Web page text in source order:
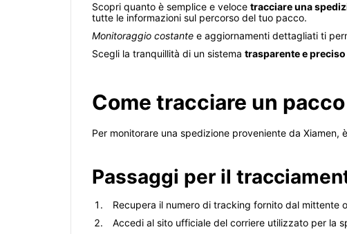
Scopri quanto è semplice e veloce tracciare una
tutte le informazioni sul percorso del tuo pacco.
Monitoraggio costante e aggiornamenti dettagliati ti
Scegli la tranquillità di un sistema trasparente e preciso
Come tracciare un
Per monitorare una spedizione proveniente da
Passaggi per il
Recupera il numero di tracking fornito dal mittente
Accedi al sito ufficiale del corriere utilizzato per la